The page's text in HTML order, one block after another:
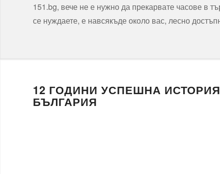
151.bg, вече не е нужно да прекарвате часове в
се нуждаете, е навсякъде около вас, лесно
12 ГОДИНИ УСПЕШНА
БЪЛГАРИЯ